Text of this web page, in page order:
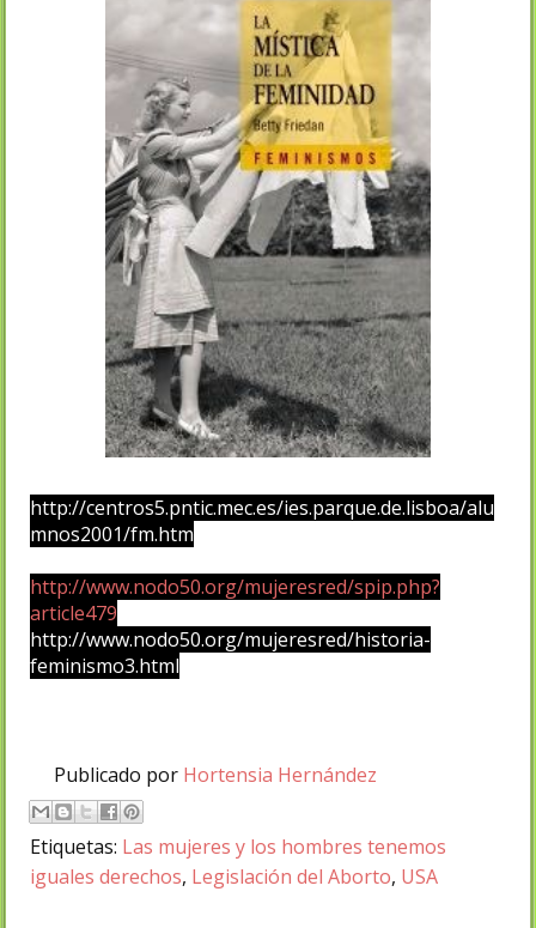
http://centros5.pntic.mec.es/ies.parque.de.lisboa/alu
mnos2001/fm.htm
http://www.nodo50.org/mujeresred/spip.php?
article479
http://www.nodo50.org/mujeresred/historia-
feminismo3.html
Publicado por Hortensia Hernández
Etiquetas: Las mujeres y los hombres tenemos
iguales derechos, Legislación del Aborto, USA